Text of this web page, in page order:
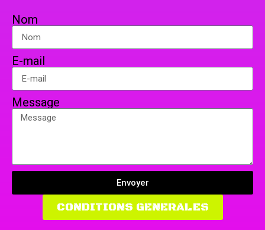
Nom
E-mail
Message
Envoyer
CONDITIONS GENERALES